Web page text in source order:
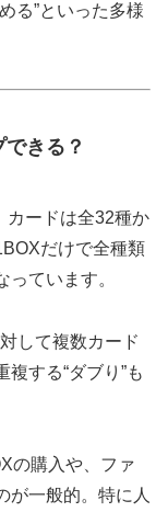
る”といった多様
きる？
カードは全32種か
だけで全種類
ています。
して複数カード
する“ダブり”も
の購入や、ファ
が一般的。特に人